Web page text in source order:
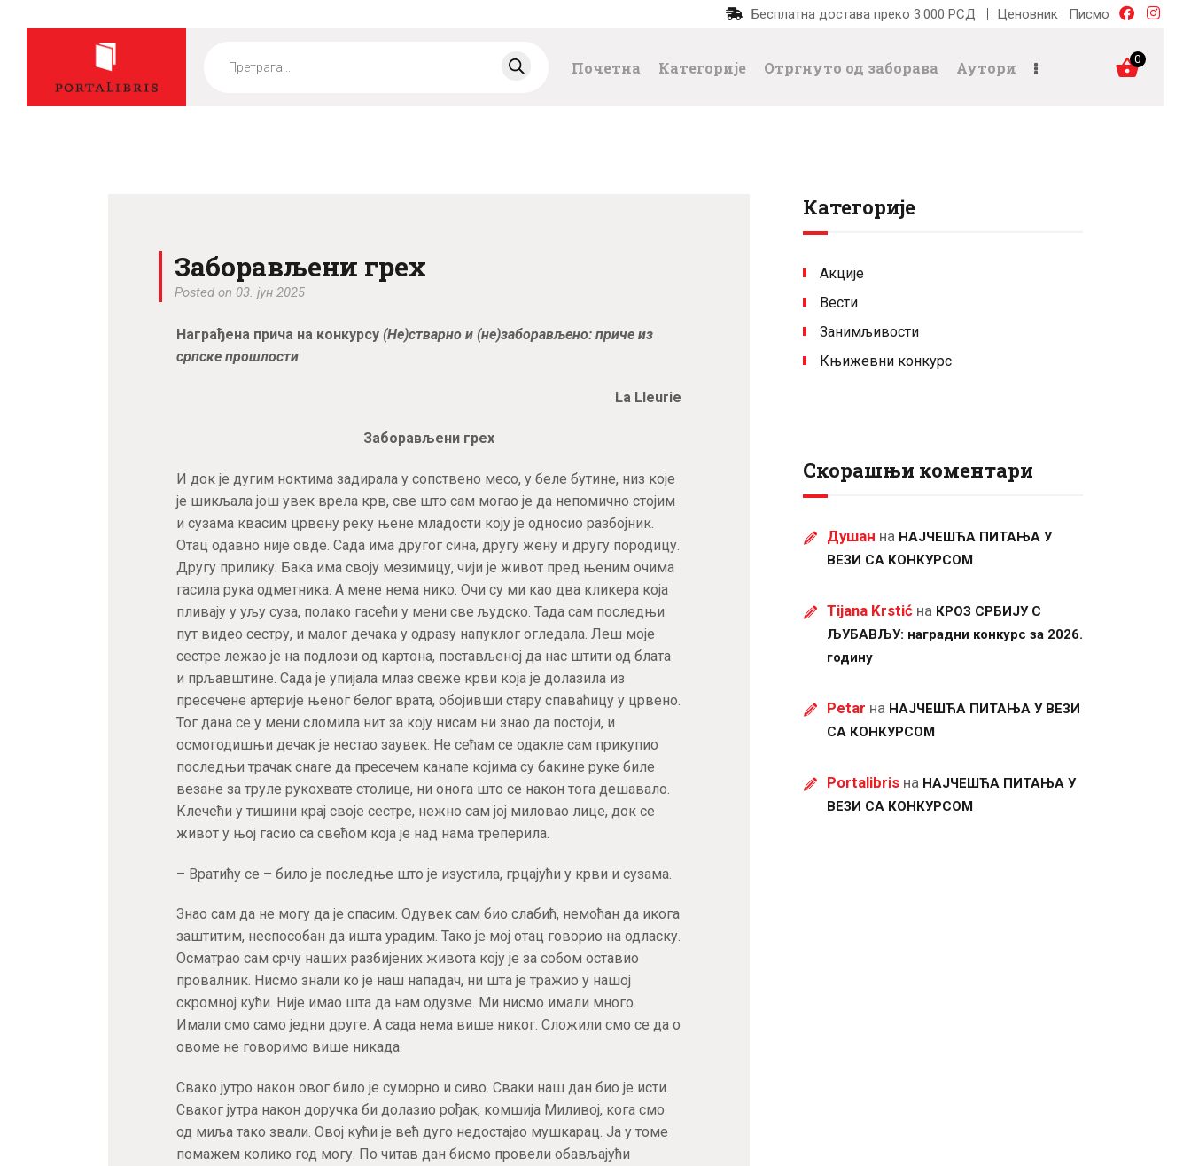
Бесплатна достава преко 3.000 РСД Ценовник Писмо
search
Почетна Категорије Отргнуто од заборава Аутори 0
КАТЕГОРИЈЕ
ОТРГНУТО ОД
ЗАБОРАВА
ЦЕНОВНИК
ПИСМО
Заборављени грех
Posted on 03. јун 2025
Награђена прича на конкурсу (Не)стварно и (не)заборављено: приче из
српске прошлости
La Lleurie
Заборављени грех
И док је дугим ноктима задирала у сопствено месо, у беле бутине, низ које
је шикљала још увек врела крв, све што сам могао је да непомично стојим
и сузама квасим црвену реку њене младости коју је односио разбојник.
Отац одавно није овде. Сада има другог сина, другу жену и другу породицу.
Другу прилику. Бака има своју мезимицу, чији је живот пред њеним очима
гасила рука одметника. А мене нема нико. Очи су ми као два кликера која
пливају у уљу суза, полако гасећи у мени све људско. Тада сам последњи
пут видео сестру, и малог дечака у одразу напуклог огледала. Леш моје
сестре лежао је на подлози од картона, постављеној да нас штити од блата
и прљавштине. Сада је упијала млаз свеже крви која је долазила из
пресечене артерије њеног белог врата, обојивши стару спаваћицу у црвено.
Тог дана се у мени сломила нит за коју нисам ни знао да постоји, и
осмогодишњи дечак је нестао заувек. Не сећам се одакле сам прикупио
последњи трачак снаге да пресечем канапе којима су бакине руке биле
везане за труле рукохвате столице, ни онога што се након тога дешавало.
Клечећи у тишини крај своје сестре, нежно сам јој миловао лице, док се
живот у њој гасио са свећом која је над нама треперила.
– Вратићу се – било је последње што је изустила, грцајући у крви и сузама.
Знао сам да не могу да је спасим. Одувек сам био слабић, немоћан да икога
заштитим, неспособан да ишта урадим. Тако је мој отац говорио на одласку.
Осматрао сам срчу наших разбијених живота коју је за собом оставио
провалник. Нисмо знали ко је наш нападач, ни шта је тражио у нашој
скромној кући. Није имао шта да нам одузме. Ми нисмо имали много.
Имали смо само једни друге. А сада нема више никог. Сложили смо се да о
овоме не говоримо више никада.
Свако јутро након овог било је суморно и сиво. Сваки наш дан био је исти.
Сваког јутра након доручка би долазио рођак, комшија Миливој, кога смо
од миља тако звали. Овој кући је већ дуго недостајао мушкарац. Ја у томе
помажем колико год могу. По читав дан бисмо провели обављајући
Категорије
Акције
Вести
Занимљивости
Књижевни конкурс
Скорашњи коментари
Душан на НАЈЧЕШЋА ПИТАЊА У
ВЕЗИ СА КОНКУРСОМ
Tijana Krstić на КРОЗ СРБИЈУ С
ЉУБАВЉУ: наградни конкурс за 2026.
годину
Petar на НАЈЧЕШЋА ПИТАЊА У ВЕЗИ
СА КОНКУРСОМ
Portalibris на НАЈЧЕШЋА ПИТАЊА У
ВЕЗИ СА КОНКУРСОМ